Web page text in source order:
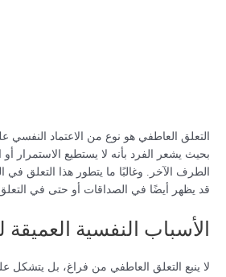
التعلق العاطفي هو نوع من الاعتماد
بحيث يشعر الفرد بأنه لا يستطيع الاستمرار
الطرف الآخر. وغالبًا ما يتطور هذا التعلق في
قد يظهر أيضًا في الصداقات أو حتى في التعلق
الأسباب النفسية العميقة
لا ينبع التعلق العاطفي من فراغ، بل يتشكل